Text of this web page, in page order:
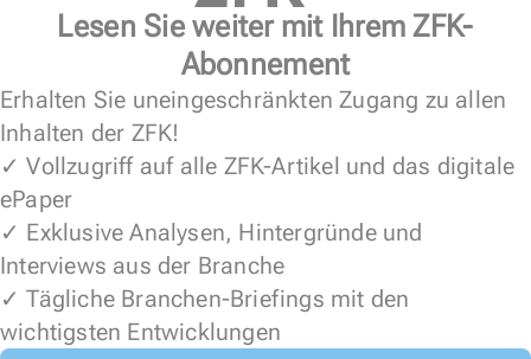
Lesen Sie weiter mit Ihrem ZFK-
Abonnement
Erhalten Sie uneingeschränkten Zugang zu allen
Inhalten der ZFK!
✓ Vollzugriff auf alle ZFK-Artikel und das digitale
ePaper
✓ Exklusive Analysen, Hintergründe und
Interviews aus der Branche
✓ Tägliche Branchen-Briefings mit den
wichtigsten Entwicklungen